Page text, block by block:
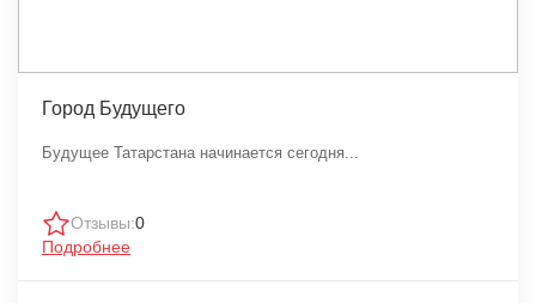
Город Будущего
Будущее Татарстана начинается сегодня...
Отзывы:0
Подробнее